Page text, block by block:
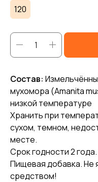
120
Состав:
мухомора (Amanita
низкой температуре
Хранить при
сухом, темном,
месте.
Срок годности 2 года.
Пищевая добавка. Не
средством!